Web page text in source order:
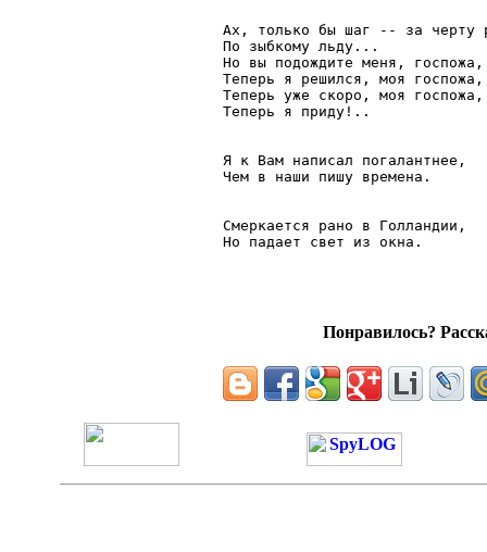
Ах, только бы шаг -- за черту
По зыбкому льду...
Но вы подождите меня, госпожа,
Теперь я решился, моя госпожа,
Теперь уже скоро, моя госпожа,
Теперь я приду!..
Я к Вам написал погалантнее,
Чем в наши пишу времена.
Смеркается рано в Голландии,
Но падает свет из окна.
Понравилось?